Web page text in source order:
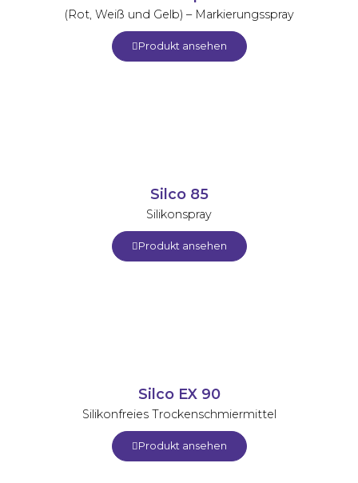
(Rot, Weiß und Gelb) – Markierungsspray
Produkt ansehen
Silco 85
Silikonspray
Produkt ansehen
Silco EX 90
Silikonfreies Trockenschmiermittel
Produkt ansehen